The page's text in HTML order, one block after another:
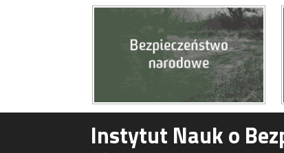
Instytut Nauk o